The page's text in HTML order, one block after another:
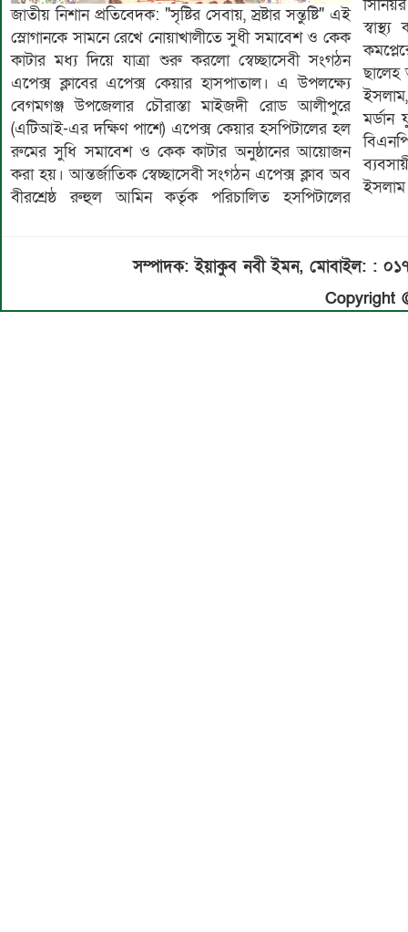
জাতীয় নিশান প্রতিবেদক: "সৃষ্টির সেবায়, স্রষ্টার সন্তুষ্টি" এই
স্লোগানকে সামনে রেখে নোয়াখালীতে সুধী সমাবেশ ও কেক
কাটার মধ্য দিয়ে যাত্রা শুরু করলো স্বেচ্ছাসেবী সংগঠন
এপেক্স ক্লাবের এপেক্স কেয়ার হাসপাতাল। এ উপলক্ষ্যে
বেগমগঞ্জ উপজেলার চৌরাস্তা মাইজদী রোড আলীপুরে
(এটিআই-এর দক্ষিণ পাশে) এপেক্স কেয়ার হসপিটালের হল
রুমের সুধি সমাবেশ ও কেক কাটার অনুষ্ঠানের আয়োজন
করা হয়। আন্তর্জাতিক স্বেচ্ছাসেবী সংগঠন এপেক্স ক্লাব অব
বীরশ্রেষ্ঠ রুহুল আমিন কর্তৃক পরিচালিত হসপিটালের
ছালেহ
মর্ডান
সম্পাদক: ইয়াকুব নবী ইমন, মোবাইল: :
Copyright